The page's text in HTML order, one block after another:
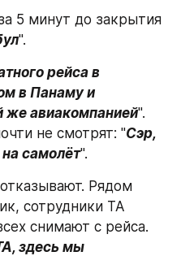
5 минут до закрытия
".
рейса в
в Панаму и
же авиакомпанией".
не смотрят: "Сэр,
самолёт".
Рядом
сотрудники ТА
снимают с рейса.
здесь мы